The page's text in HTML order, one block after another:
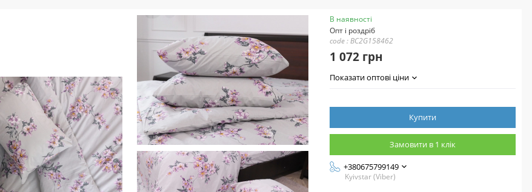
В наявності
Опт і роздріб
code : BC2G158462
1 072 грн
Показати оптові ціни
Купити
Замовити в 1 клік
+380675799149
Kyivstar (Viber)